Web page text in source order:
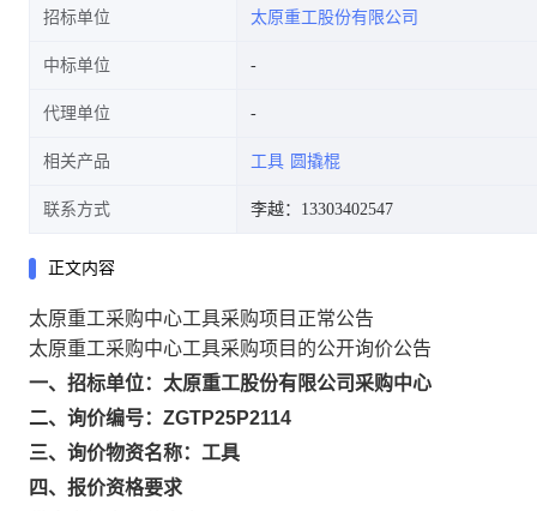
招标单位 太原重工股份有限公司
中标单位
代理单位
相关产品 工具 圆撬棍
联系方式 李越：13303402547
正文内容
太原重工采购中心工具采购项目正常公告
太原重工采购中心工具采购项目的公开询价公告
一、招标单位：太原重工股份有限公司采购中心
二、询价编号：ZGTP25P2114
三、询价物资名称：工具
四、报价资格要求